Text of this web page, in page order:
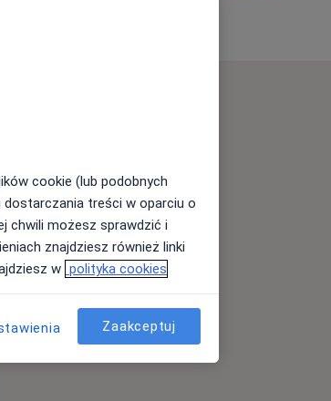
cookie (lub podobnych
treści w oparciu o
chwili możesz sprawdzić i
znajdziesz również linki
w polityka cookies
Zaakceptuj